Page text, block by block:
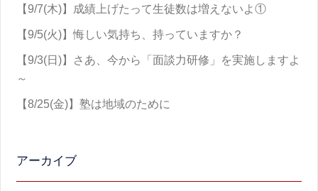
【9/7(木)】成績上げたって生徒数は増えないよ①
【9/5(火)】悔しい気持ち、持っていますか？
【9/3(日)】さあ、今から「面談力研修」を実施しますよ
～
【8/25(金)】塾は地域のために
アーカイブ